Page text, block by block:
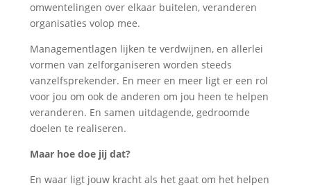
omwentelingen over elkaar buitelen, veranderen
organisaties volop mee.
Managementlagen lijken te verdwijnen, en allerlei
vormen van zelforganiseren worden steeds
vanzelfsprekender. En meer en meer ligt er een rol
voor jou om ook de anderen om jou heen te helpen
veranderen. En samen uitdagende, gedroomde
doelen te realiseren.
Maar hoe doe jij dat?
En waar ligt jouw kracht als het gaat om het helpen